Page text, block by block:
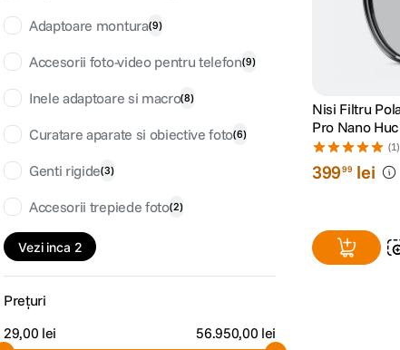
Adaptoare montura(9)
Accesorii foto-video pentru telefon(9)
Inele adaptoare si macro(8)
Curatare aparate si obiective foto(6)
Genti rigide(3)
Accesorii trepiede foto(2)
Vezi inca 2
Prețuri
29,00 lei 56.950,00 lei
Nisi Filtru
Pro Nano
(1)
39999 lei